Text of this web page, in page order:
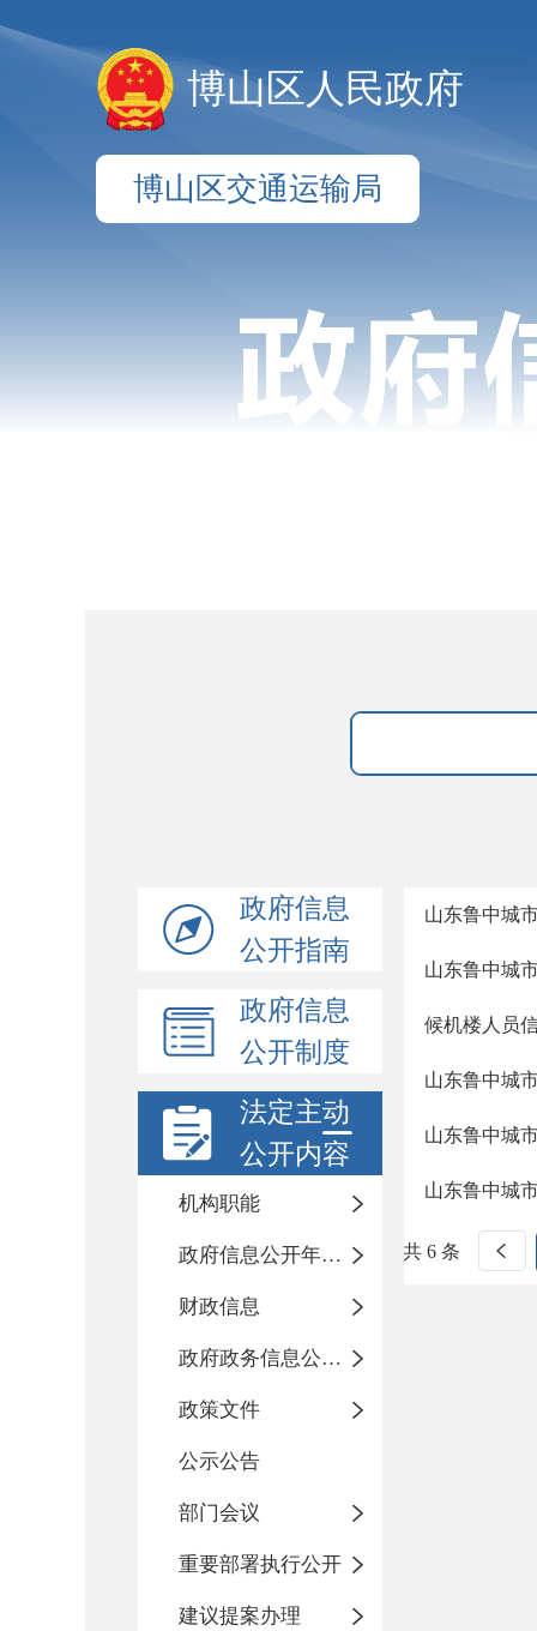
博山区人民政府
博山区交通运输局
政府信息
公开指南
政府信息
公开制度
法定主动
公开内容
机构职能
政府信息公开年度报告
财政信息
政府政务信息公开目录
政策文件
公示公告
部门会议
重要部署执行公开
建议提案办理
山东鲁中城
山东鲁中城
候机楼人员
山东鲁中城
山东鲁中城
山东鲁中城
共 6 条